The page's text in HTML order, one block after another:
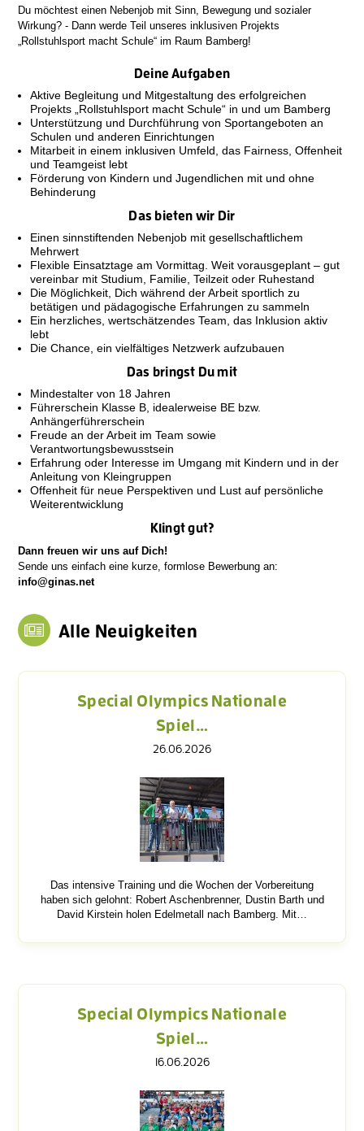
Du möchtest einen Nebenjob mit Sinn, Bewegung und sozialer
Wirkung? - Dann werde Teil unseres inklusiven Projekts
„Rollstuhlsport macht Schule“ im Raum Bamberg!
Deine Aufgaben
Aktive Begleitung und Mitgestaltung des erfolgreichen
Projekts „Rollstuhlsport macht Schule“ in und um Bamberg
Unterstützung und Durchführung von Sportangeboten an
Schulen und anderen Einrichtungen
Mitarbeit in einem inklusiven Umfeld, das Fairness, Offenheit
und Teamgeist lebt
Förderung von Kindern und Jugendlichen mit und ohne
Behinderung
Das bieten wir Dir
Einen sinnstiftenden Nebenjob mit gesellschaftlichem
Mehrwert
Flexible Einsatztage am Vormittag. Weit vorausgeplant – gut
vereinbar mit Studium, Familie, Teilzeit oder Ruhestand
Die Möglichkeit, Dich während der Arbeit sportlich zu
betätigen und pädagogische Erfahrungen zu sammeln
Ein herzliches, wertschätzendes Team, das Inklusion aktiv
lebt
Die Chance, ein vielfältiges Netzwerk aufzubauen
Das bringst Du mit
Mindestalter von 18 Jahren
Führerschein Klasse B, idealerweise BE bzw.
Anhängerführerschein
Freude an der Arbeit im Team sowie
Verantwortungsbewusstsein
Erfahrung oder Interesse im Umgang mit Kindern und in der
Anleitung von Kleingruppen
Offenheit für neue Perspektiven und Lust auf persönliche
Weiterentwicklung
Klingt gut?
Dann freuen wir uns auf Dich!
Sende uns einfach eine kurze, formlose Bewerbung an:
info@ginas.net
Alle Neuigkeiten
Special Olympics Nationale
Spiel…
26.06.2026
Das intensive Training und die Wochen der Vorbereitung
haben sich gelohnt: Robert Aschenbrenner, Dustin Barth und
David Kirstein holen Edelmetall nach Bamberg. Mit…
Special Olympics Nationale
Spiel…
16.06.2026